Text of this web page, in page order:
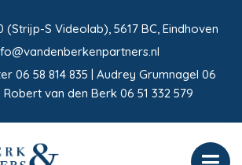
(Strijp-S Videolab), 5617 BC, Eindhoven
06 58 814 835 | Audrey Grumnagel 06
Robert van den Berk 06 51 332 579